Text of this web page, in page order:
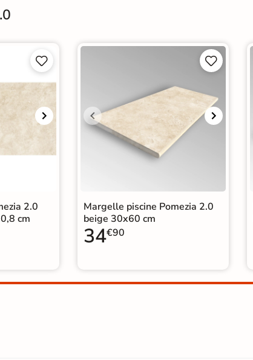


2.0
cm


Margelle piscine Pomezia 2.0
beige 30x60 cm
34€90